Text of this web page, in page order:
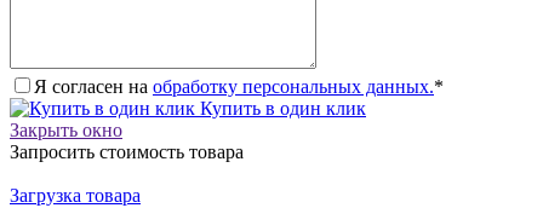
Я согласен на обработку персональных данных.*
Купить в один клик
Закрыть окно
Запросить стоимость товара
Загрузка товара